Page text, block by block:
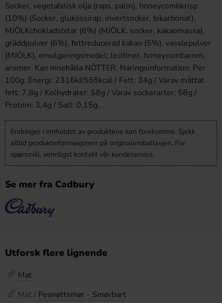
Socker, vegetabilisk olja (raps, palm), honeycombkrisp
(10%) (Socker, glukossirap, invertsocker, bikarbonat),
MJÖLKchokladsbitar (6%) (MJÖLK, socker, kakaomassa),
gräddpulver (6%), fettreducerad kakao (5%), vasslepulver
(MJÖLK), emulgeringsmedel; lecitiner, honeycombarom,
aromer. Kan innehålla NÖTTER. Näringsinformation: Per
100g. Energi: 2316kJ/555kcal / Fett: 34g / Varav mättat
fett: 7,8g / Kolhydrater: 58g / Varav sockerarter: 58g /
Protein: 3,4g / Salt: 0,15g.
Endringer i innholdet av produktene kan forekomme. Sjekk
alltid produktinformasjonen på originalemballasjen. For
spørsmål, vennligst kontakt vår kundeservice.
Se mer fra Cadbury
Utforsk flere lignende
Mat
Mat / Peanøttsmør - Smørbart